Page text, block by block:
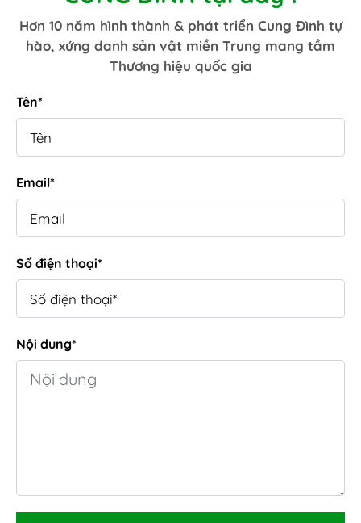
Hơn 10 năm hình thành & phát triển Cung Đình tự
hào, xứng danh sản vật miền Trung mang tầm
Thương hiệu quốc gia
Tên*
Email*
Số điện thoại*
Nội dung*